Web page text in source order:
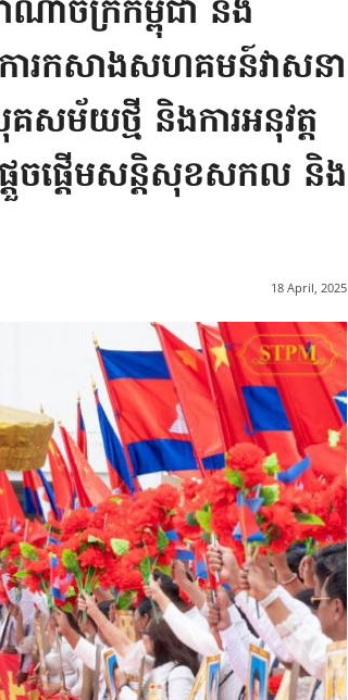
I
ភាព​
ព័ត៌មាន​
និង
ាណាចក្រកម្ពុជា និង
ការកសាងសហគមន៍វាសនា
សម័យថ្មី និងការអនុវត្ត
តួចផ្តើមសន្តិសុខសកល និង
18 April, 2025